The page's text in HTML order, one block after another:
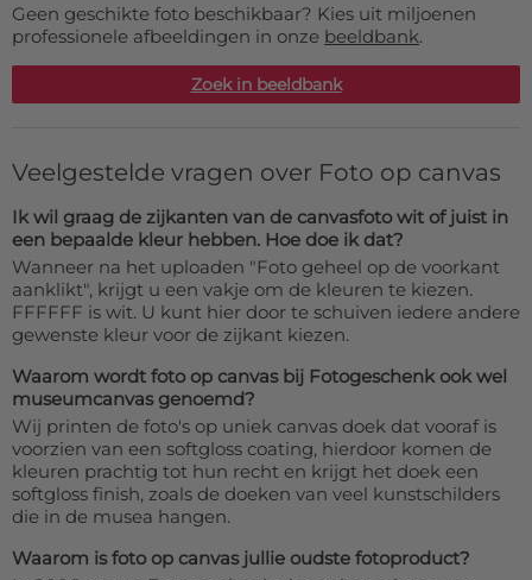
Geen geschikte foto beschikbaar? Kies uit miljoenen
professionele afbeeldingen in onze beeldbank.
Zoek in beeldbank
Veelgestelde vragen over Foto op canvas
Ik wil graag de zijkanten van de canvasfoto wit of juist in
een bepaalde kleur hebben. Hoe doe ik dat?
Wanneer na het uploaden "Foto geheel op de voorkant
aanklikt", krijgt u een vakje om de kleuren te kiezen.
FFFFFF is wit. U kunt hier door te schuiven iedere andere
gewenste kleur voor de zijkant kiezen.
Waarom wordt foto op canvas bij Fotogeschenk ook wel
museumcanvas genoemd?
Wij printen de foto's op uniek canvas doek dat vooraf is
voorzien van een softgloss coating, hierdoor komen de
kleuren prachtig tot hun recht en krijgt het doek een
softgloss finish, zoals de doeken van veel kunstschilders
die in de musea hangen.
Waarom is foto op canvas jullie oudste fotoproduct?